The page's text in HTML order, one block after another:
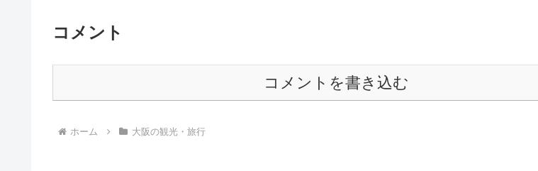
コメント
コメントを書き込む
ホーム 大阪の観光・旅行